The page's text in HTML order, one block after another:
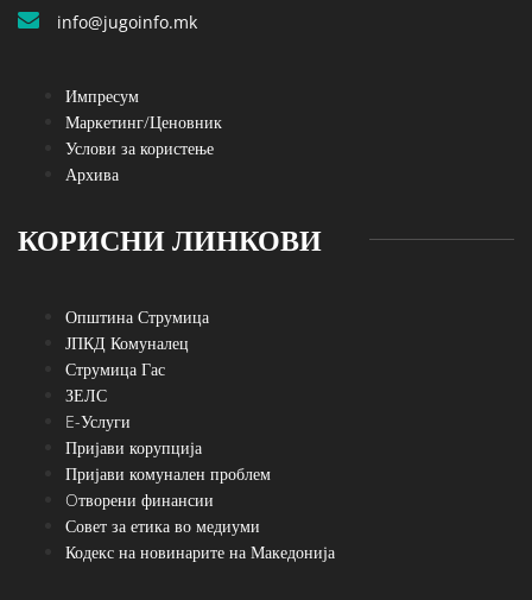
info@jugoinfo.mk
Импресум
Маркетинг/Ценовник
Услови за користење
Архива
КОРИСНИ ЛИНКОВИ
Општина Струмица
ЈПКД Комуналец
Струмица Гас
ЗЕЛС
E-Услуги
Пријави корупција
Пријави комунален проблем
Oтворени финансии
Совет за етика во медиуми
Кодекс на новинарите на Македонија